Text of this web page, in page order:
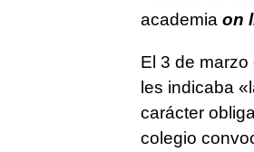
academia on
El 3 de
les indicaba
carácter
colegio